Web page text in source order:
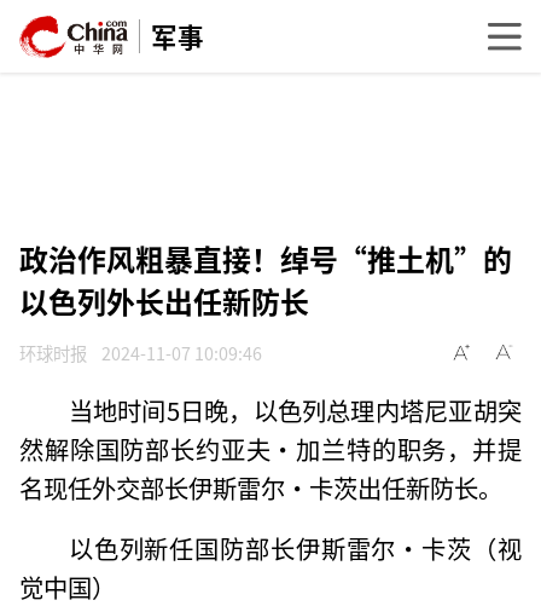
军事
政治作风粗暴直接！绰号“推土机”的
以色列外长出任新防长
环球时报 2024-11-07 10:09:46
当地时间5日晚，以色列总理内塔尼亚胡突
然解除国防部长约亚夫·加兰特的职务，并提
名现任外交部长伊斯雷尔·卡茨出任新防长。
以色列新任国防部长伊斯雷尔·卡茨（视
觉中国）